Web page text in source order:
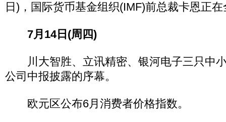
日)，国际货币基金组织(IMF)前总裁卡恩正
7月14日(周四)
川大智胜、立讯精密、银河电子三只中
公司中报披露的序幕。
欧元区公布6月消费者价格指数。